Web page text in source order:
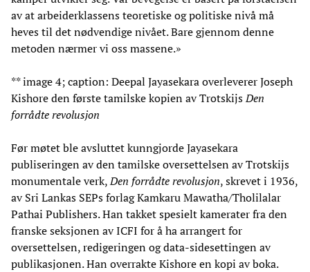
av at arbeiderklassens teoretiske og politiske nivå må
heves til det nødvendige nivået. Bare gjennom denne
metoden nærmer vi oss massene.»
** image 4; caption: Deepal Jayasekara overleverer Joseph
Kishore den første tamilske kopien av TrotskijsDen
forrådte revolusjon
Før møtet ble avsluttet kunngjorde Jayasekara
publiseringen av den tamilske oversettelsen av Trotskijs
monumentale verk,Den forrådte revolusjon, skrevet i 1936,
av Sri Lankas SEPs forlag Kamkaru Mawatha/Tholilalar
Pathai Publishers. Han takket spesielt kamerater fra den
franske seksjonen av ICFI for å ha arrangert for
oversettelsen, redigeringen og data-sidesettingen av
publikasjonen. Han overrakte Kishore en kopi av boka.